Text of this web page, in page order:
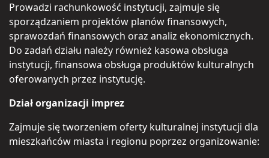
Prowadzi rachunkowość instytucji, zajmuje się
sporządzaniem projektów planów finansowych,
sprawozdań finansowych oraz analiz ekonomicznych.
Do zadań działu należy również kasowa obsługa
instytucji, finansowa obsługa produktów kulturalnych
oferowanych przez instytucję.
Dział organizacji imprez
Zajmuje się tworzeniem oferty kulturalnej instytucji dla
mieszkańców miasta i regionu poprzez organizowanie: